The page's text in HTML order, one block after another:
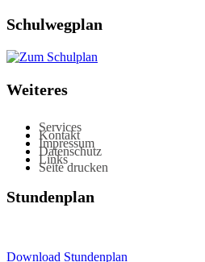
Schulwegplan
Weiteres
Services
Kontakt
Impressum
Datenschutz
Links
Seite drucken
Stundenplan
Download Stundenplan